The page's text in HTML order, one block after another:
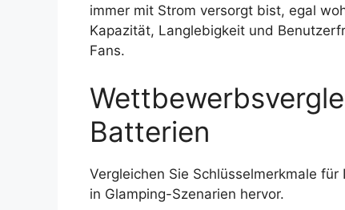
immer mit Strom versorgt bist, egal
Kapazität, Langlebigkeit und
Fans.
Batterien
Vergleichen Sie Schlüsselmerkmale
in Glamping-Szenarien hervor.